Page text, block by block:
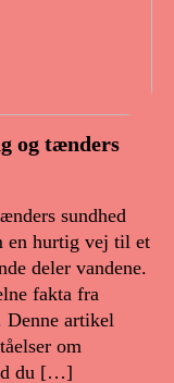
og tænders
sundhed
en hurtig vej til et
deler vandene.
fakta fra
Denne artikel
om
du […]